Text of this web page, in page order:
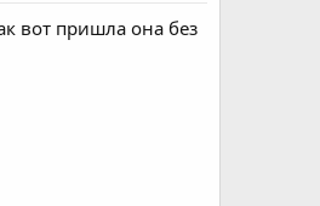
вот пришла она без